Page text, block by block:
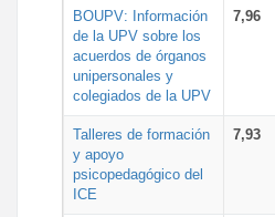
BOUPV: Información
de la UPV sobre los
acuerdos de órganos
unipersonales y
colegiados de la UPV
7,96
Talleres de formación
y apoyo
psicopedagógico del
ICE
7,93